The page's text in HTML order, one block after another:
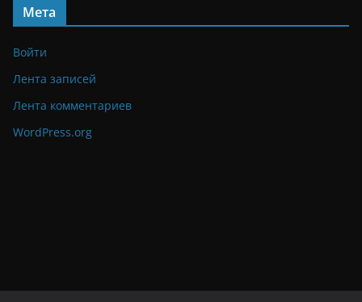
Мета
Войти
Лента записей
Лента комментариев
WordPress.org